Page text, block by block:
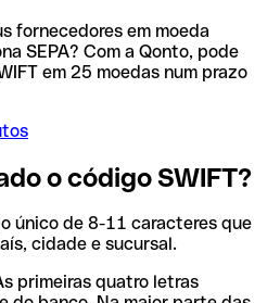
fornecedores em moeda
SEPA? Com a Qonto, pode
em 25 moedas num prazo
o código SWIFT?
único de 8-11 caracteres que
cidade e sucursal.
primeiras quatro letras